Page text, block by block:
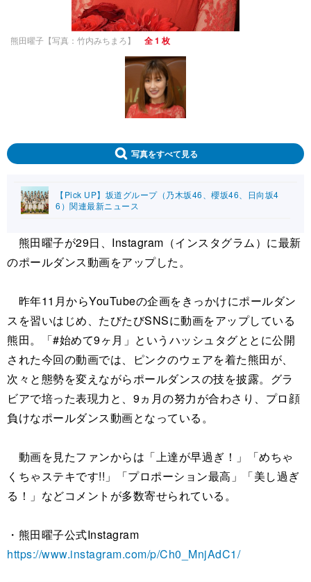
熊田曜子【写真：竹内みちまろ】 全 1 枚
写真をすべて見る
【Pick UP】坂道グループ（乃木坂46、櫻坂46、日向坂4
6）関連最新ニュース
熊田曜子が29日、Instagram（インスタグラム）に最新
のポールダンス動画をアップした。
昨年11月からYouTubeの企画をきっかけにポールダン
スを習いはじめ、たびたびSNSに動画をアップしている
熊田。「#始めて9ヶ月」というハッシュタグととに公開
された今回の動画では、ピンクのウェアを着た熊田が、
次々と態勢を変えながらポールダンスの技を披露。グラ
ビアで培った表現力と、9ヵ月の努力が合わさり、プロ顔
負けなポールダンス動画となっている。
動画を見たファンからは「上達が早過ぎ！」「めちゃ
くちゃステキです!!」「プロポーション最高」「美し過ぎ
る！」などコメントが多数寄せられている。
・熊田曜子公式Instagram
https://www.instagram.com/p/Ch0_MnjAdC1/